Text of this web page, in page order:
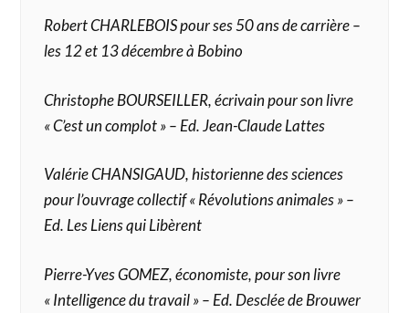
Robert CHARLEBOIS pour ses 50 ans de carrière –
les 12 et 13 décembre à Bobino
Christophe BOURSEILLER, écrivain pour son livre
« C’est un complot » – Ed. Jean-Claude Lattes
Valérie CHANSIGAUD, historienne des sciences
pour l’ouvrage collectif « Révolutions animales » –
Ed. Les Liens qui Libèrent
Pierre-Yves GOMEZ, économiste, pour son livre
« Intelligence du travail » – Ed. Desclée de Brouwer